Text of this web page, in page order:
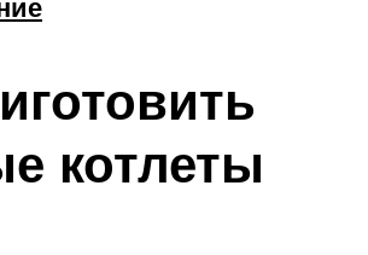
котлеты